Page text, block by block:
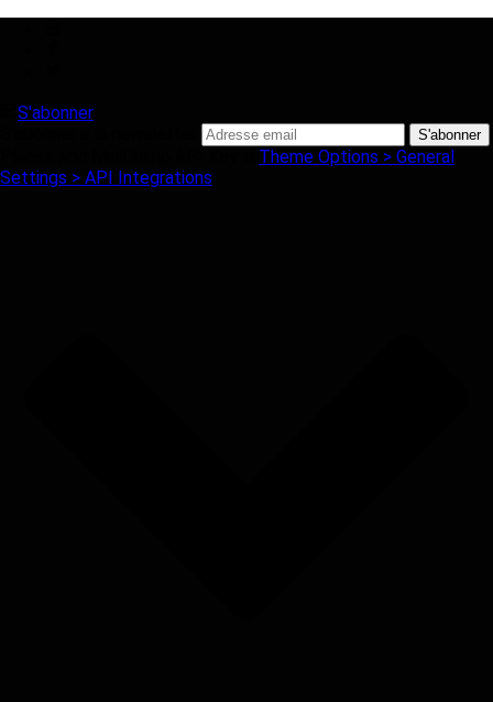
S'abonner
Theme Options > General
Settings > API Integrations